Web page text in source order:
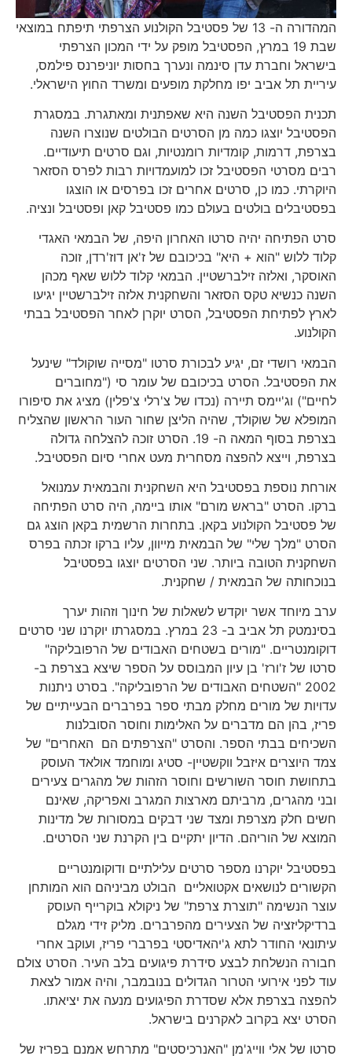
המהדורה ה- 13 של פסטיבל הקולנוע הצרפתי תיפתח במוצאי
שבת 19 במרץ, הפסטיבל מופק על ידי המכון הצרפתי
בישראל וחברת עדן סינמה ונערך בחסות יוניפרנס פילמס,
עיריית תל אביב יפו מחלקת מופעים ומשרד החוץ הישראלי.
תכנית הפסטיבל השנה היא שאפתנית ומאתגרת. במסגרת
הפסטיבל יוצגו כמה מן הסרטים הבולטים שנוצרו השנה
בצרפת, דרמות, קומדיות רומנטיות, וגם סרטים תיעודיים.
רבים מסרטי הפסטיבל זכו למועמדויות רבות לפרס הסזאר
היוקרתי. כמו כן, סרטים אחרים זכו בפרסים או הוצגו
בפסטיבלים בולטים בעולם כמו פסטיבל קאן ופסטיבל ונציה.
סרט הפתיחה יהיה סרטו האחרון היפה, של הבמאי האגדי
קלוד ללוש "הוא + היא" בכיכובם של ז'אן דוז'רדן, זוכה
האוסקר, ואלזה זילברשטיין. הבמאי קלוד ללוש שאף מכהן
השנה כנשיא טקס הסזאר והשחקנית אלזה זילברשטיין יגיעו
לארץ לפתיחת הפסטיבל, הסרט יוקרן לאחר הפסטיבל בבתי
הקולנוע.
הבמאי רושדי זם, יגיע לבכורת סרטו "מסייה שוקולד" שינעל
את הפסטיבל. הסרט בכיכובם של עומר סי ("מחוברים
לחיים") וג'יימס תיירה (נכדו של צ'רלי צ'פלין) מציג את סיפורו
המופלא של שוקולד, שהיה הליצן שחור העור הראשון שהצליח
בצרפת בסוף המאה ה- 19. הסרט זוכה להצלחה גדולה
בצרפת, וייצא להפצה מסחרית מעט אחרי סיום הפסטיבל.
אורחת נוספת בפסטיבל היא השחקנית והבמאית עמנואל
ברקו. הסרט "בראש מורם" אותו ביימה, היה סרט הפתיחה
של פסטיבל הקולנוע בקאן. בתחרות הרשמית בקאן הוצג גם
הסרט "מלך שלי" של הבמאית מייוון, עליו ברקו זכתה בפרס
השחקנית הטובה ביותר. שני הסרטים יוצגו בפסטיבל
בנוכחותה של הבמאית / שחקנית.
ערב מיוחד אשר יוקדש לשאלות של חינוך וזהות יערך
בסינמטק תל אביב ב- 23 במרץ. במסגרתו יוקרנו שני סרטים
דוקומנטריים. "מורים בשטחים האבודים של הרפובליקה"
סרטו של ז'ורז' בן עיון המבוסס על הספר שיצא בצרפת ב-
2002 "השטחים האבודים של הרפובליקה". בסרט ניתנות
עדויות של מורים מחלק מבתי ספר בפרברים הבעייתיים של
פריז, בהן הם מדברים על האלימות וחוסר הסובלנות
השכיחים בבתי הספר. והסרט "הצרפתים הם האחרים" של
צמד היוצרים איזבל ווקשטיין- סטיג ומוחמד אולאד העוסק
בתחושת חוסר השורשים וחוסר הזהות של מהגרים צעירים
ובני מהגרים, מרביתם מארצות המגרב ואפריקה, שאינם
חשים חלק מצרפת ומצד שני דבקים במסורות של מדינות
המוצא של הוריהם. הדיון יתקיים בין הקרנת שני הסרטים.
בפסטיבל יוקרנו מספר סרטים עלילתיים ודוקומנטריים
הקשורים לנושאים אקטואליים הבולט מביניהם הוא המותחן
עוצר הנשימה "תוצרת צרפת" של ניקולא בוקרייף העוסק
ברדיקליזציה של הצעירים מהפרברים. מליק זידי מגלם
עיתונאי החודר לתא ג'יהאדיסטי בפרברי פריז, ועוקב אחרי
חבורה הנשלחת לבצע סידרת פיגועים בלב העיר. הסרט צולם
עוד לפני אירועי הטרור הגדולים בנובמבר, והיה אמור לצאת
להפצה בצרפת אלא שסדרת הפיגועים מנעה את יציאתו.
הסרט יצא בקרוב לאקרנים בישראל.
סרטו של אלי ווייג'מן "האנרכיסטים" מתרחש אמנם בפריז של